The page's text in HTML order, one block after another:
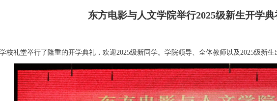
东方电影与人文学院举行2025级新生开学典
校礼堂举行了隆重的开学典礼，欢迎2025级新同学。学院领导、全体教师以及2025级新